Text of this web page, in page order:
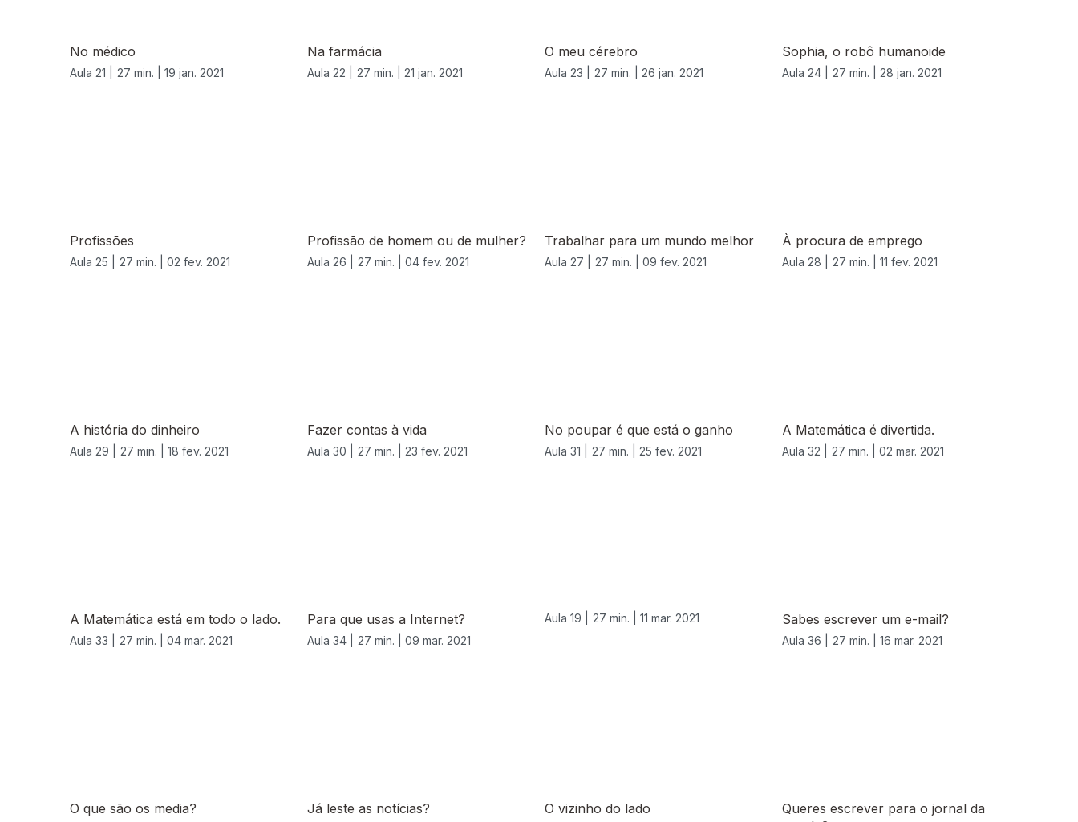
No médico
Aula 21 | 27 min. | 19 jan. 2021
Na farmácia
Aula 22 | 27 min. | 21 jan. 2021
O meu cérebro
Aula 23 | 27 min. | 26 jan. 2021
Sophia, o robô humanoide
Aula 24 | 27 min. | 28 jan. 2021
Profissões
Aula 25 | 27 min. | 02 fev. 2021
Profissão de homem ou de mulher?
Aula 26 | 27 min. | 04 fev. 2021
Trabalhar para um mundo melhor
Aula 27 | 27 min. | 09 fev. 2021
À procura de emprego
Aula 28 | 27 min. | 11 fev. 2021
A história do dinheiro
Aula 29 | 27 min. | 18 fev. 2021
Fazer contas à vida
Aula 30 | 27 min. | 23 fev. 2021
No poupar é que está o ganho
Aula 31 | 27 min. | 25 fev. 2021
A Matemática é divertida.
Aula 32 | 27 min. | 02 mar. 2021
A Matemática está em todo o lado.
Aula 33 | 27 min. | 04 mar. 2021
Para que usas a Internet?
Aula 34 | 27 min. | 09 mar. 2021
Aula 19 | 27 min. | 11 mar. 2021 Sabes escrever um e-mail?
Aula 36 | 27 min. | 16 mar. 2021
O que são os media? Já leste as notícias? O vizinho do lado
Queres escrever para o jornal da